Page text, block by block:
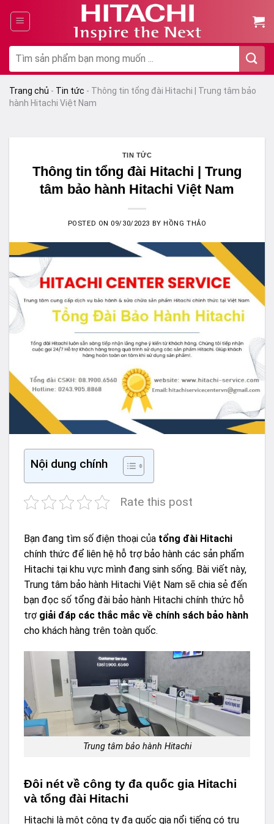
dung
Tìm
Trang chủ - Tin tức - Thông tin tổng đài Hitachi | Trung tâm bảo
hành Hitachi Việt Nam
TIN TỨC
Thông tin tổng đài Hitachi | Trung
tâm bảo hành Hitachi Việt Nam
POSTED ON 09/30/2023 BYHỒNG THẢO
Nội dung chính
Rate this post
Bạn đang tìm số điện thoại của tổng đài Hitachi
chính thức để liên hệ hỗ trợ bảo hành các sản phẩm
Hitachi tại khu vực mình đang sinh sống. Bài viết này,
Trung tâm bảo hành Hitachi Việt Nam sẽ chia sẻ đến
bạn đọc số tổng đài bảo hành Hitachi chính thức hỗ
trợ giải đáp các thắc mắc về chính sách bảo hành
cho khách hàng trên toàn quốc.
Trung tâm bảo hành Hitachi
Đôi nét về công ty đa quốc gia Hitachi
và tổng đài Hitachi
Hitachi là một công ty đa quốc gia nổi tiếng có trụ